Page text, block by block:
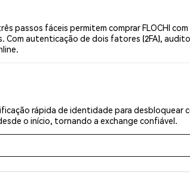
passos fáceis permitem comprar FLOCHI com
autenticação de dois fatores (2FA),
rápida de identidade para desbloquear
o início, tornando a exchange confiável.